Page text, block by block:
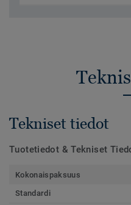
Tekniset tiedot
Tuotetiedot & Tekniset
Kokonaispaksuus
Standardi